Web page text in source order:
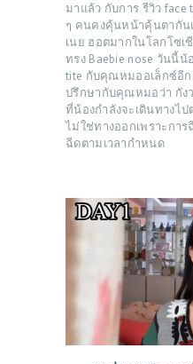
มาแล้ว กับการ รีวิว
ๆ คนคงคุ้นหน้าคุ้นตากัน
เนย ฮอตมากในโลกโซ
ทรง Baebie nose วันนี้
tite กับคุณหมออเล็กซ์อีก
ปรึกษากับคุณหมอว่า กัง
ที่น้องกำลังจะเดินทางไ
ไม่ใช่ทางออกเพราะกา
ฉีดตามเวลากำหนด